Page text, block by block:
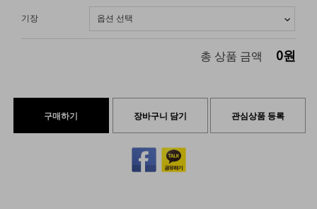
기장
총 상품 금액 0원
구매하기 장바구니 담기 관심상품 등록